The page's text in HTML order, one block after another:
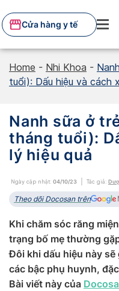
to
content
Cửa hàng y tế
Home - Nhi Khoa -
tuổi): Dấu hiệu và cách
Nanh sữa ở
tháng tuổi):
lý hiệu quả
Ngày cập nhật: 04/10/23 Tác giả:
Theo dõi Docosan trên
Khi chăm sóc răng
trạng bố mẹ thường
Đôi khi dấu hiệu này sẽ
các bậc phụ huynh,
Bài viết này của